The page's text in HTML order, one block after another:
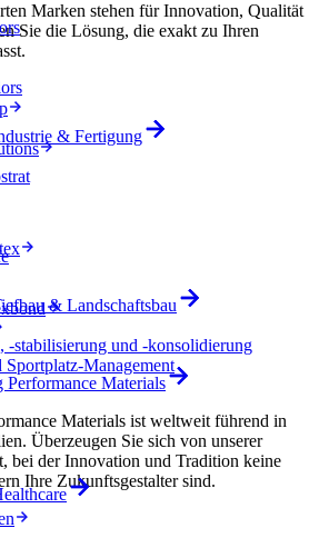
Marken stehen für Innovation, Qualität
Sie die Lösung, die exakt zu Ihren
Performance Materials
Materials ist weltweit führend in
Überzeugen Sie sich von unserer
bei der Innovation und Tradition keine
Ihre Zukunftsgestalter sind.
& Fertigung
& Landschaftsbau
-stabilisierung und -konsolidierung
Sportplatz-Management